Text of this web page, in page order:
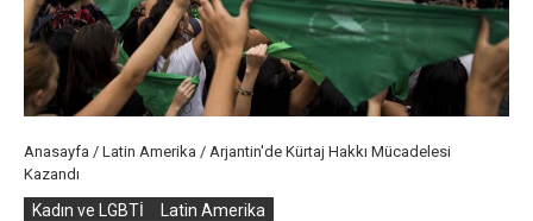
Anasayfa / Latin Amerika / Arjantin'de Kürtaj Hakkı Mücadelesi
Kazandı
Kadın ve LGBTİ Latin Amerika